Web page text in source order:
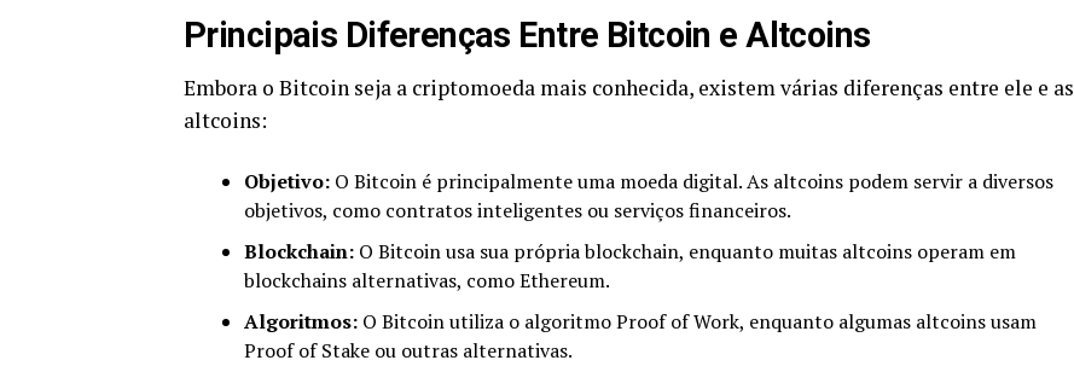
Principais Diferenças Entre Bitcoin e Altcoins
Embora o Bitcoin seja a criptomoeda mais conhecida, existem várias diferenças entre ele e as
altcoins:
Objetivo: O Bitcoin é principalmente uma moeda digital. As altcoins podem servir a diversos
objetivos, como contratos inteligentes ou serviços financeiros.
Blockchain: O Bitcoin usa sua própria blockchain, enquanto muitas altcoins operam em
blockchains alternativas, como Ethereum.
Algoritmos: O Bitcoin utiliza o algoritmo Proof of Work, enquanto algumas altcoins usam
Proof of Stake ou outras alternativas.